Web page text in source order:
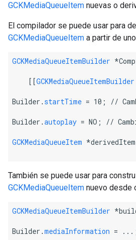
GCKMediaQueueItem nuevas o
El compilador se puede usar para
GCKMediaQueueItem a partir de
GCKMediaQueueItemBuilder
    [[
GCKMediaQueueItemBuilder
Builder.startTime = 10; //
Builder.autoplay = NO; //
GCKMediaQueueItem
También se puede usar para
GCKMediaQueueItem nuevo desde
GCKMediaQueueItemBuilder
Builder.mediaInformation =